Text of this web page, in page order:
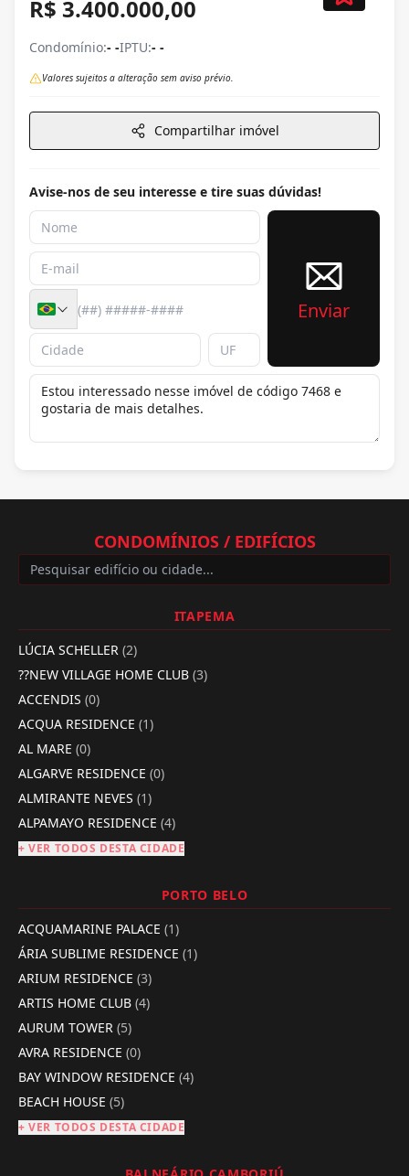
R$ 3.400.000,00
Condomínio:- -IPTU:- -
Valores sujeitos a alteração sem aviso prévio.
Compartilhar imóvel
Avise-nos de seu interesse e tire suas dúvidas!
Enviar
CONDOMÍNIOS / EDIFÍCIOS
ITAPEMA
LÚCIA SCHELLER (2)
??NEW VILLAGE HOME CLUB (3)
ACCENDIS (0)
ACQUA RESIDENCE (1)
AL MARE (0)
ALGARVE RESIDENCE (0)
ALMIRANTE NEVES (1)
ALPAMAYO RESIDENCE (4)
+ VER TODOS DESTA CIDADE
PORTO BELO
ACQUAMARINE PALACE (1)
ÁRIA SUBLIME RESIDENCE (1)
ARIUM RESIDENCE (3)
ARTIS HOME CLUB (4)
AURUM TOWER (5)
AVRA RESIDENCE (0)
BAY WINDOW RESIDENCE (4)
BEACH HOUSE (5)
+ VER TODOS DESTA CIDADE